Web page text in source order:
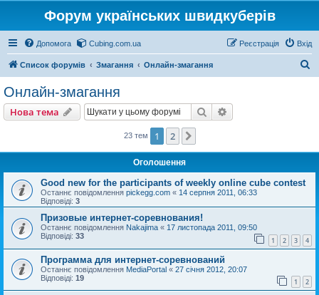
Форум українських швидкуберів
Допомога Cubing.com.ua Вхід
Реєстрація
Список форумів Змагання Онлайн-змагання
Онлайн-змагання
Нова тема Пошук
23 тем 1 2
Оголошення
Good new for the participants of weekly online cube contest
Останнє повідомлення pickegg.com « 14 серпня 2011, 06:33
Відповіді: 3
Призовые интернет-соревнования!
Останнє повідомлення Nakajima « 17 листопада 2011, 09:50
Відповіді: 33 1 2 3 4
Программа для интернет-соревнований
Останнє повідомлення MediaPortal « 27 січня 2012, 20:07
Відповіді: 19 1 2